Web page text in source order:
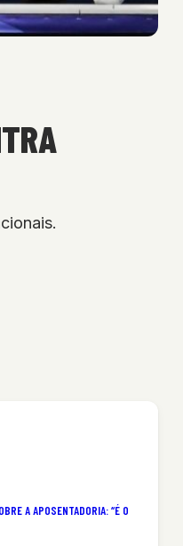
A APOSENTADORIA: “É O